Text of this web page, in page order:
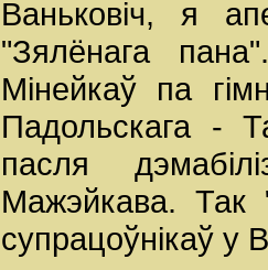
Ваньковіч, я
"Зялёнага
Мінейкаў па
Падольскага -
пасля
Мажэйкава.
супрацоўнікаў у